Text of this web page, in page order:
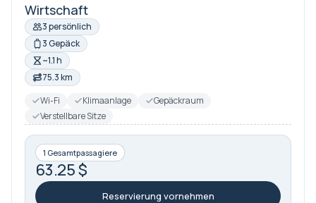
Wirtschaft
3 persönlich
3 Gepäck
~1.1 h
75.3 km
Wi-Fi
Klimaanlage
Gepäckraum
Verstellbare Sitze
1 Gesamtpassagiere
63.25 $
Reservierung vornehmen